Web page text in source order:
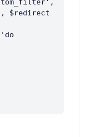
$redirect